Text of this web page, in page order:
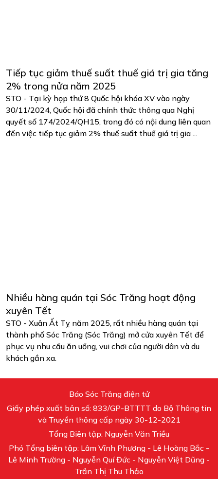
Tiếp tục giảm thuế suất thuế giá trị gia tăng
2% trong nửa năm 2025
STO - Tại kỳ họp thứ 8 Quốc hội khóa XV vào ngày
30/11/2024, Quốc hội đã chính thức thông qua Nghị
quyết số 174/2024/QH15, trong đó có nội dung liên quan
đến việc tiếp tục giảm 2% thuế suất thuế giá trị gia ...
Nhiều hàng quán tại Sóc Trăng hoạt động
xuyên Tết
STO - Xuân Ất Tỵ năm 2025, rất nhiều hàng quán tại
thành phố Sóc Trăng (Sóc Trăng) mở cửa xuyên Tết để
phục vụ nhu cầu ăn uống, vui chơi của người dân và du
khách gần xa.
Báo Sóc Trăng điện tử
Giấy phép xuất bản số: 833/GP-BTTTT do Bộ Thông tin
và Truyền thông cấp ngày 30-12-2021
Tổng Biên tập: Nguyễn Văn Triều
Phó Tổng biên tập: Lâm Vĩnh Phương - Lê Hoàng Bắc -
Lê Minh Trường - Nguyễn Quí Đức - Nguyễn Việt Dũng -
Trần Thị Thu Thảo